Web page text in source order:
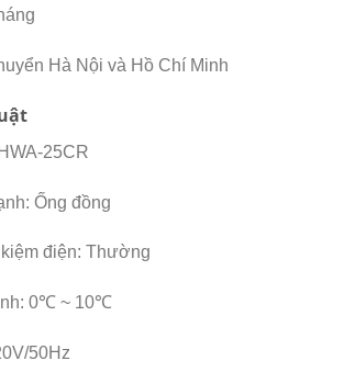
Hà Nội và Hồ Chí Minh
25CR
Ống đồng
điện: Thường
0℃ ~ 10℃
50Hz